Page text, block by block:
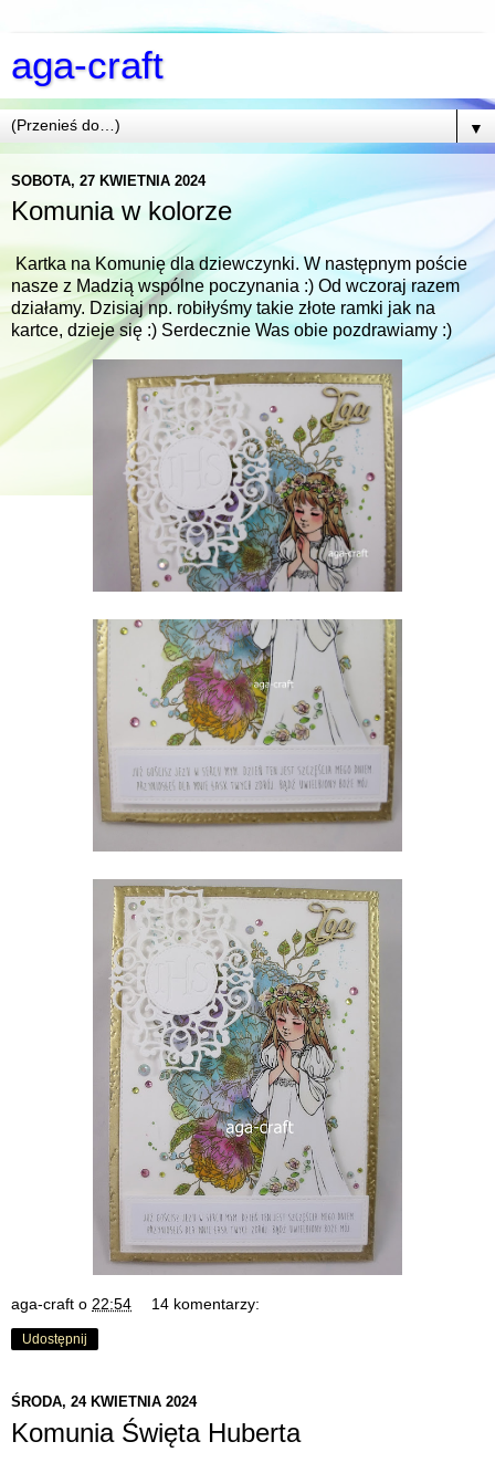
aga-craft
▼
SOBOTA, 27 KWIETNIA 2024
Komunia w kolorze
Kartka na Komunię dla dziewczynki. W następnym poście
nasze z Madzią wspólne poczynania :) Od wczoraj razem
działamy. Dzisiaj np. robiłyśmy takie złote ramki jak na
kartce, dzieje się :) Serdecznie Was obie pozdrawiamy :)
aga-craft o 22:54 14 komentarzy:
Udostępnij
ŚRODA, 24 KWIETNIA 2024
Komunia Święta Huberta